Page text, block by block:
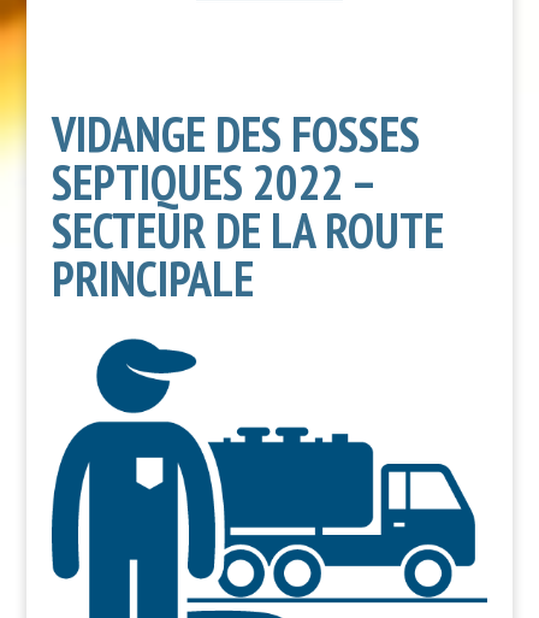
VIDANGE DES FOSSES
SEPTIQUES 2022 –
SECTEUR DE LA ROUTE
PRINCIPALE